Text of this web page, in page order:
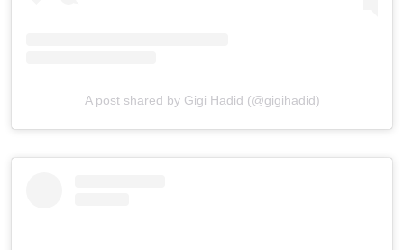
A post shared by Gigi Hadid (@gigihadid)